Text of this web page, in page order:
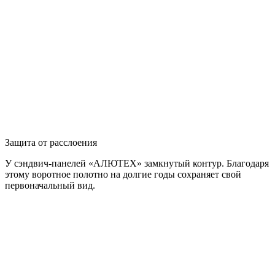
Защита от расслоения
У сэндвич-панелей «АЛЮТЕХ» замкнутый контур. Благодаря
этому воротное полотно на долгие годы сохраняет свой
первоначальный вид.